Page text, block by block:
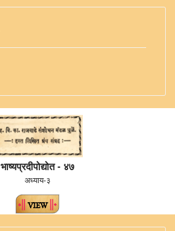
भाष्यप्रदीपोद्योत - ४७
अध्याय-३